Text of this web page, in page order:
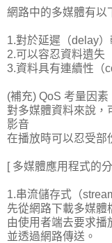
網路中的多媒體有以
1.對於延遲（delay
2.可以容忍資料遺失
3.資料具有連續性（
(補充) QoS 考量因
對多媒體資料來說，
影音
在播放時可以忍受部
[ 多媒體應用程式的
1.串流儲存式（
先從網路下載多媒體
由使用者端去要求播
並透過網路傳送。